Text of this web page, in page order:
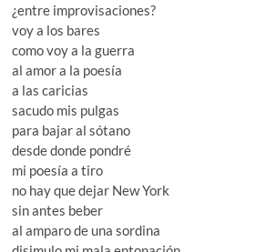
¿entre improvisaciones?
voy a los bares
como voy a la guerra
al amor a la poesía
a las caricias
sacudo mis pulgas
para bajar al sótano
desde donde pondré
mi poesía a tiro
no hay que dejar New York
sin antes beber
al amparo de una sordina